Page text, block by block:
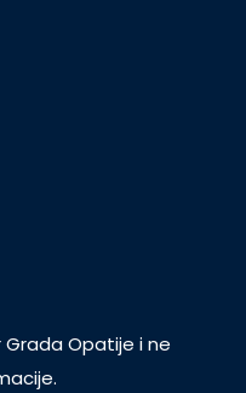
Opatije i ne